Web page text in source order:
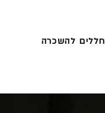
חללים להשכרה